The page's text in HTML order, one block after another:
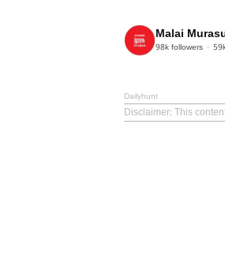
Malai
98k followers
Dailyhunt
Disclaimer: This